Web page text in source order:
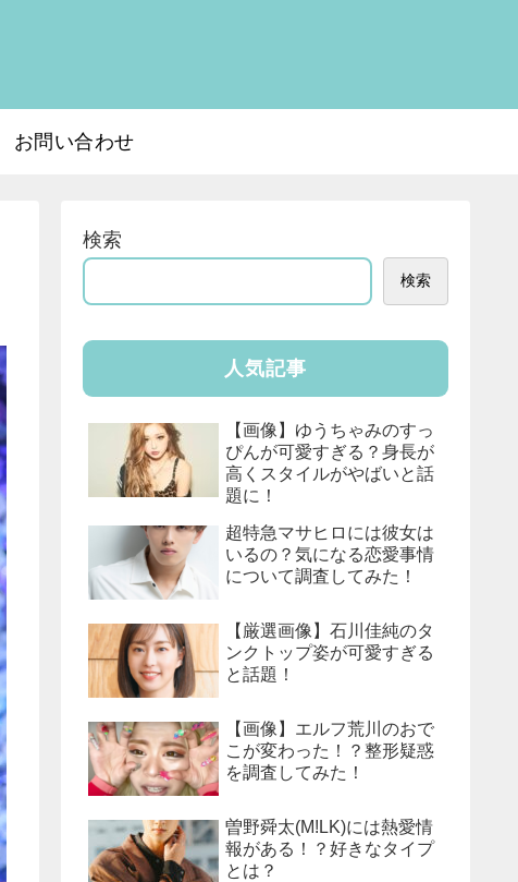
お問い合わせ
検索
検索
人気記事
【画像】ゆうちゃみのすっ
ぴんが可愛すぎる？身長が
高くスタイルがやばいと話
題に！
超特急マサヒロには彼女は
いるの？気になる恋愛事情
について調査してみた！
【厳選画像】石川佳純のタ
ンクトップ姿が可愛すぎる
と話題！
【画像】エルフ荒川のおで
こが変わった！？整形疑惑
を調査してみた！
曽野舜太(M!LK)には熱愛情
報がある！？好きなタイプ
とは？